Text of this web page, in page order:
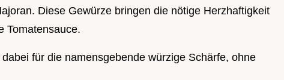
Diese Gewürze bringen die nötige Herzhaftigkeit
Tomatensauce.
für die namensgebende würzige Schärfe, ohne